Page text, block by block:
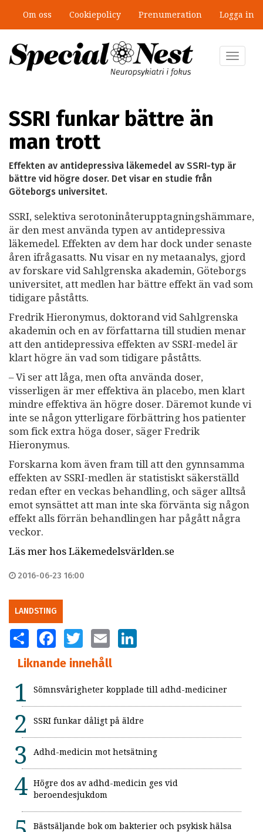
huvudinnehåll
Om oss Cookiepolicy Prenumeration Logga in
Toggle
SSRI funkar bättre än
man trott
Effekten av antidepressiva läkemedel av SSRI-typ är
bättre vid högre doser. Det visar en studie från
Göteborgs universitet.
SSRI, selektiva serotoninåterupptagningshämmare,
är den mest använda typen av antidepressiva
läkemedel. Effekten av dem har dock under senaste
åren ifrågasatts. Nu visar en ny metaanalys, gjord
av forskare vid Sahlgrenska akademin, Göteborgs
universitet, att medlen har bättre effekt än vad som
tidigare påståtts.
Fredrik Hieronymus, doktorand vid Sahlgrenska
akademin och en av författarna till studien menar
att den antidepressiva effekten av SSRI-medel är
klart högre än vad som tidigare påståtts.
– Vi ser att låga, men ofta använda doser,
visserligen är mer effektiva än placebo, men klart
mindre effektiva än högre doser. Däremot kunde vi
inte se någon ytterligare förbättring hos patienter
som fick extra höga doser, säger Fredrik
Hieronymus.
Forskarna kom även fram till att den gynnsamma
effekten av SSRI-medlen är statistiskt säkerställd
redan efter en veckas behandling, och säger alltså
emot synsättet att man inte ska förvänta sig någon
effekt alls förrän behandlingen har pågått några
veckor.
Läs mer hos Läkemedelsvärlden.se
2016-06-23 16:00
LANDSTING
SHARE FACEBOOKTWITTER EMAIL
Liknande innehåll
Sömnsvårigheter kopplade till adhd-mediciner
SSRI funkar dåligt på äldre
Adhd-medicin mot hetsätning
Högre dos av adhd-medicin ges vid
beroendesjukdom
Bästsäljande bok om bakterier och psykisk hälsa
”Jobbet gick bra – just därför togs
stödet bort”